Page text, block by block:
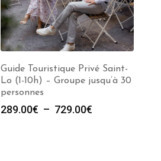
Guide Touristique Privé Saint-
Lo (1-10h) – Groupe jusqu’à 30
personnes
289.00€ – 729.00€